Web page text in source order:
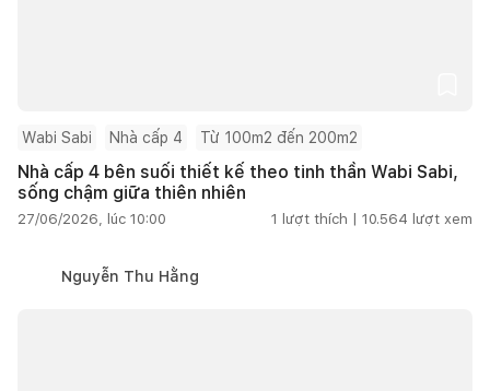
Wabi Sabi Nhà cấp 4 Từ 100m2 đến 200m2
Nhà cấp 4 bên suối thiết kế theo tinh thần Wabi Sabi,
sống chậm giữa thiên nhiên
27/06/2026, lúc 10:00 1 lượt thích | 10.564 lượt xem
Nguyễn Thu Hằng